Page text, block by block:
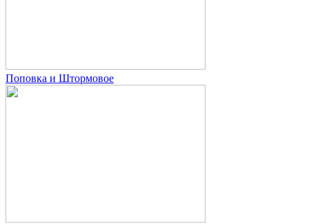
Поповка и Штормовое